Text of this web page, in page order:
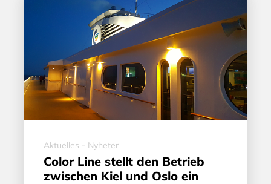
Aktuelles - Nyheter
Color Line stellt den Betrieb
zwischen Kiel und Oslo ein